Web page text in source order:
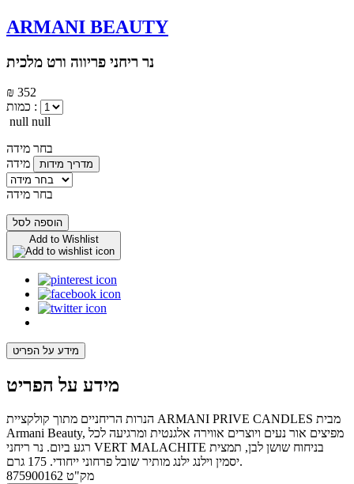
ARMANI BEAUTY
נר ריחני פריווה ורט מלכית
₪ 352
כמות :
null null
בחר מידה
מידה
מדריך מידות
בחר מידה
הוספה לסל
Add to Wishlist
מידע על הפריט
מידע על הפריט
הנרות הריחניים מתוך קולקציית ARMANI PRIVE CANDLES מבית
Armani Beauty, מפיצים אור נעים ויוצרים אווירה אלגנטית ומרגיעה לכל
רגע ביום. נר ריחני VERT MALACHITE בניחוח שושן לבן, תמצית
יסמין וילנג ילנג מותיר שובל פרחוני ייחודי. 175 גרם.
מק"ט 875900162